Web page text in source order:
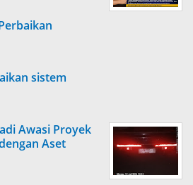
sistem
Awasi Proyek
Aset